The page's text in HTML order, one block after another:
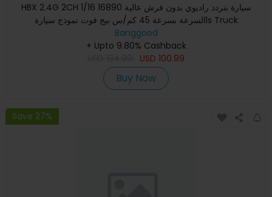
HBX 2.4G 2CH 1/16 16890 سيارة بتردد راديوي بدون فرش عالية
السرعة بسرعة 45 كم/س بيج فوت نموذج سيارةls Truck
Banggood
+ Upto 9.80% Cashback
USD 100.99
Buy Now
Save 27%